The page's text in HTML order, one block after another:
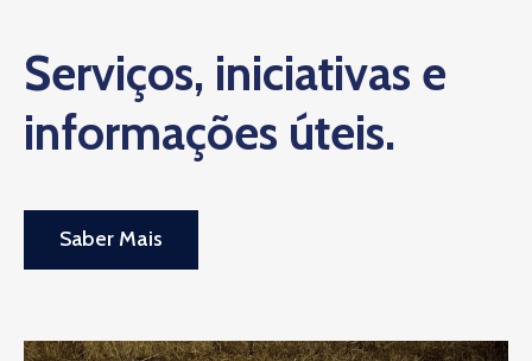
Serviços, iniciativas e
informações úteis.
Saber Mais